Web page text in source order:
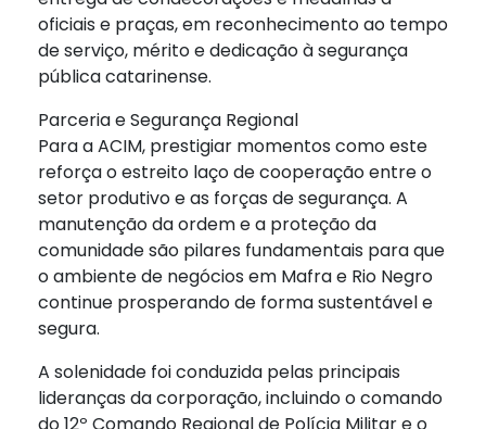
oficiais e praças, em reconhecimento ao tempo
de serviço, mérito e dedicação à segurança
pública catarinense.
Parceria e Segurança Regional
Para a ACIM, prestigiar momentos como este
reforça o estreito laço de cooperação entre o
setor produtivo e as forças de segurança. A
manutenção da ordem e a proteção da
comunidade são pilares fundamentais para que
o ambiente de negócios em Mafra e Rio Negro
continue prosperando de forma sustentável e
segura.
A solenidade foi conduzida pelas principais
lideranças da corporação, incluindo o comando